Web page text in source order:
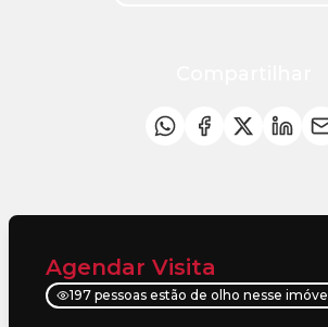
Agendar Visita
197 pessoas estão de olho nesse imóvel